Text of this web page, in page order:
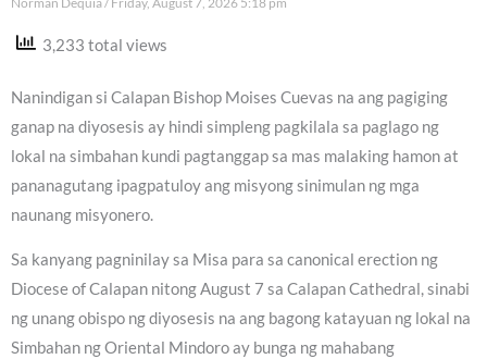
3,233 total views
Nanindigan si Calapan Bishop Moises Cuevas na ang pagiging
ganap na diyosesis ay hindi simpleng pagkilala sa paglago ng
lokal na simbahan kundi pagtanggap sa mas malaking hamon at
pananagutang ipagpatuloy ang misyong sinimulan ng mga
naunang misyonero.
Sa kanyang pagninilay sa Misa para sa canonical erection ng
Diocese of Calapan nitong August 7 sa Calapan Cathedral, sinabi
ng unang obispo ng diyosesis na ang bagong katayuan ng lokal na
Simbahan ng Oriental Mindoro ay bunga ng mahabang